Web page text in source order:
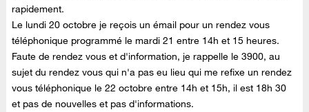
rapidement.
Le lundi 20 octobre je reçois un émail pour un rendez vous
téléphonique programmé le mardi 21 entre 14h et 15 heures.
Faute de rendez vous et d'information, je rappelle le 3900, au
sujet du rendez vous qui n'a pas eu lieu qui me refixe un rendez
vous téléphonique le 22 octobre entre 14h et 15h, il est 18h 30
et pas de nouvelles et pas d'informations.